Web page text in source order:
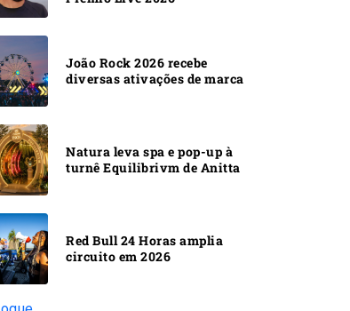
João Rock 2026 recebe
diversas ativações de marca
Natura leva spa e pop-up à
turnê Equilibrivm de Anitta
Red Bull 24 Horas amplia
circuito em 2026